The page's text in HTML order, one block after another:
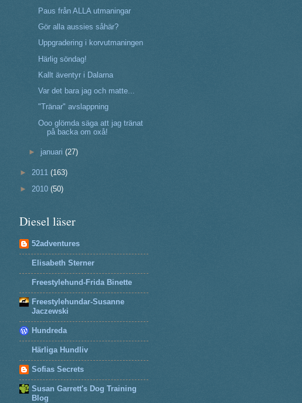
Paus från ALLA utmaningar
Gör alla aussies såhär?
Uppgradering i korvutmaningen
Härlig söndag!
Kallt äventyr i Dalarna
Var det bara jag och matte...
"Tränar" avslappning
Ooo glömda säga att jag tränat
på backa om oxå!
► januari(27)
► 2011 (163)
► 2010 (50)
Diesel läser
52adventures
Elisabeth Sterner
Freestylehund-Frida Binette
Freestylehundar-Susanne
Jaczewski
Hundreda
Härliga Hundliv
Sofias Secrets
Susan Garrett's Dog Training
Blog